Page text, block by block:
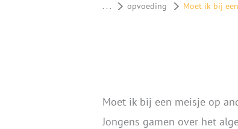
. . . opvoeding Moet ik bij
Moet ik bij een meisje op
Jongens gamen over het